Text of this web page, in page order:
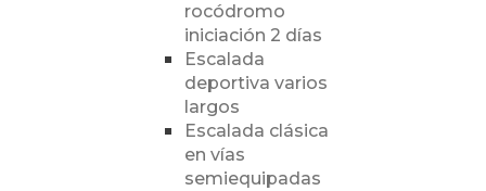
rocódromo
iniciación 2 días
Escalada
deportiva varios
largos
Escalada clásica
en vías
semiequipadas